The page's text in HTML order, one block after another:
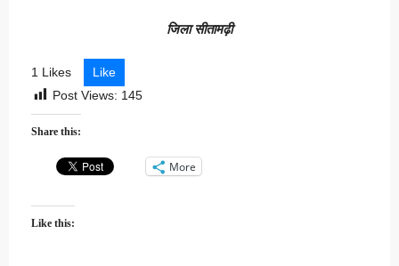
जिला सीतामढ़ी
1 Likes
Like
Post Views: 145
Share this:
More
Like this: